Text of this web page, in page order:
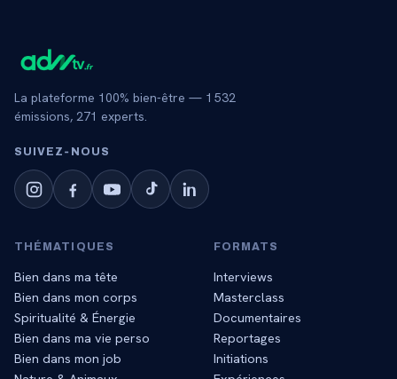
La plateforme 100% bien-être — 1 532
émissions, 271 experts.
SUIVEZ‑NOUS
THÉMATIQUES
Bien dans ma tête
Bien dans mon corps
Spiritualité & Énergie
Bien dans ma vie perso
Bien dans mon job
FORMATS
Interviews
Masterclass
Documentaires
Reportages
Initiations